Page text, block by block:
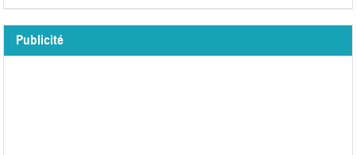
Publicité